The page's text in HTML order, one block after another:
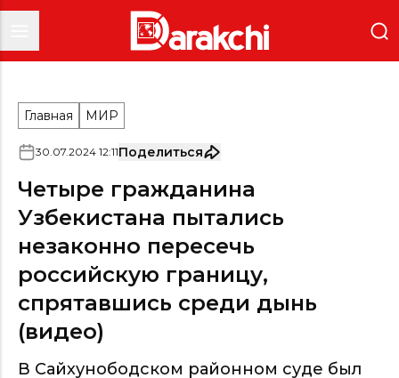
Главная МИР
30.07.2024 12:11Поделиться
Четыре гражданина
Узбекистана пытались
незаконно пересечь
российскую границу,
спрятавшись среди дынь
(видео)
В Сайхунободском районном суде был